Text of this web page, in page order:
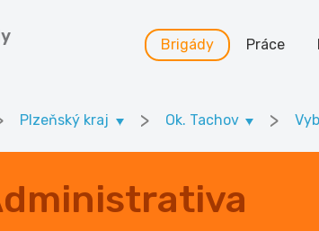
Brigády Práce
Plzeňský kraj > Ok. Tachov >